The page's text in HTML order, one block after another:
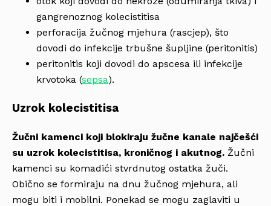
gangrenoznog kolecistitisa
perforacija žučnog mjehura (rascjep), što
dovodi do infekcije trbušne šupljine (peritonitis)
peritonitis koji dovodi do apscesa ili infekcije
krvotoka (sepsa).
Uzrok kolecistitisa
Žučni kamenci koji blokiraju žučne kanale najčešći
su uzrok kolecistitisa, kroničnog i akutnog. Žučni
kamenci su komadići stvrdnutog ostatka žuči.
Obično se formiraju na dnu žučnog mjehura, ali
mogu biti i mobilni. Ponekad se mogu zaglaviti u